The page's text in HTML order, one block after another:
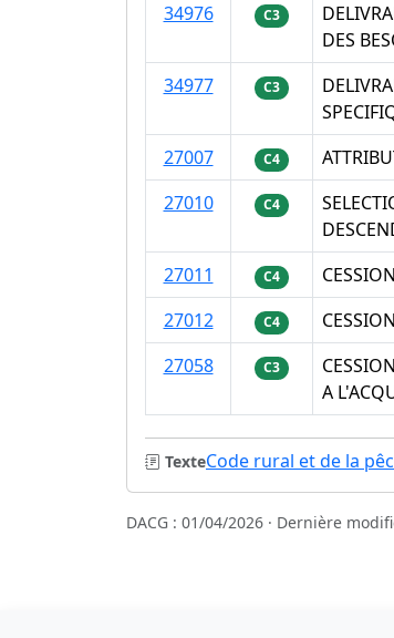
34976
C3
DES
34977
C3
27007
C4
27010
C4
27011
C4
27012
C4
27058
C3
A
TexteCode rural et de la
DACG : 01/04/2026 · Dernière